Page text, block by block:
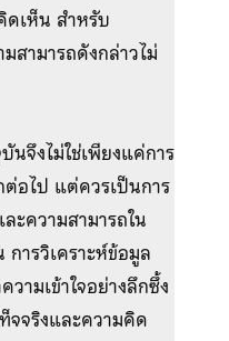
ดเห็น สำหรับ
สามารถดังกล่าวไม่
จึงไม่ใช่เพียงแค่การ
อไป แต่ควรเป็นการ
ความสามารถใน
การวิเคราะห์ข้อมูล
ามเข้าใจอย่างลึกซึ้ง
จจริงและความคิด